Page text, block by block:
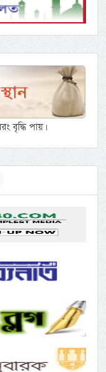
বৃদ্ধি পায়।